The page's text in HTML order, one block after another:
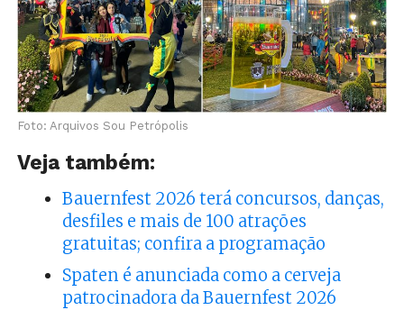
Foto: Arquivos Sou Petrópolis
Veja também:
Bauernfest 2026 terá concursos, danças,
desfiles e mais de 100 atrações
gratuitas; confira a programação
Spaten é anunciada como a cerveja
patrocinadora da Bauernfest 2026